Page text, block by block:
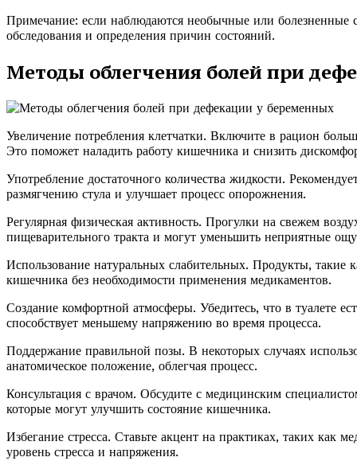
Примечание: если наблюдаются необычные или болезненные
обследования и определения причин состояний.
Методы облегчения болей при
Увеличение потребления клетчатки. Включите в рацион
Это поможет наладить работу кишечника и снизить
Употребление достаточного количества жидкости.
размягчению стула и улучшает процесс опорожнения.
Регулярная физическая активность. Прогулки на свежем
пищеварительного тракта и могут уменьшить неприятные
Использование натуральных слабительных. Продукты,
кишечника без необходимости применения медикаментов.
Создание комфортной атмосферы. Убедитесь, что в туалете
способствует меньшему напряжению во время процесса.
Поддержание правильной позы. В некоторых случаях
анатомическое положение, облегчая процесс.
Консультация с врачом. Обсудите с медицинским
которые могут улучшить состояние кишечника.
Избегание стресса. Ставьте акцент на практиках, таких как
уровень стресса и напряжения.